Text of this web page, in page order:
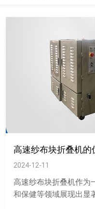
高速纱布块折叠机的
2024-12-11
高速纱布块折叠机作为
和保健等领域展现出显